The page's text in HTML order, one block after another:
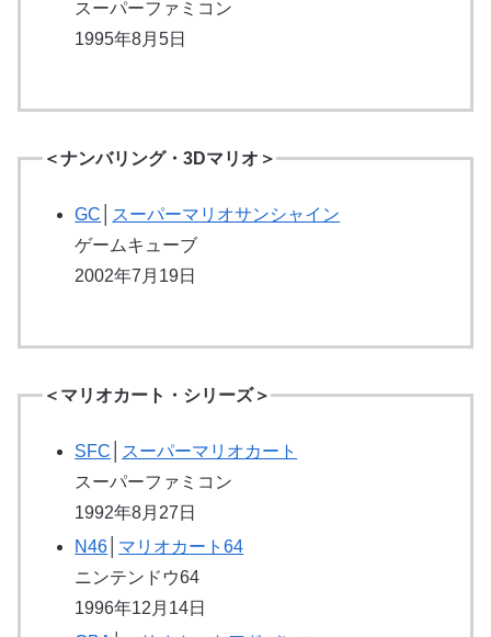
スーパーファミコン
1995年8月5日
＜ナンバリング・3Dマリオ＞
GC
スーパーマリオサンシャイン
ゲームキューブ
2002年7月19日
＜マリオカート・シリーズ＞
SFC
スーパーマリオカート
スーパーファミコン
1992年8月27日
N46
マリオカート64
ニンテンドウ64
1996年12月14日